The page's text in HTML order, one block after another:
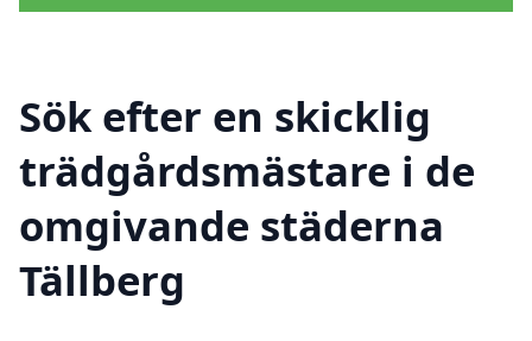
Sök efter en skicklig
trädgårdsmästare i de
omgivande städerna
Tällberg